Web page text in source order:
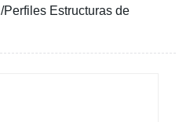
Estructuras de